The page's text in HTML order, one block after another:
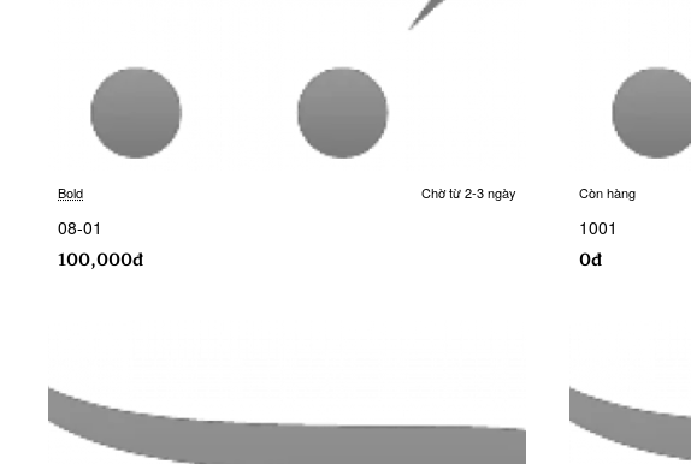
Bold Chờ từ 2-3 ngày
08-01
100,000đ
Còn hàng
1001
0đ